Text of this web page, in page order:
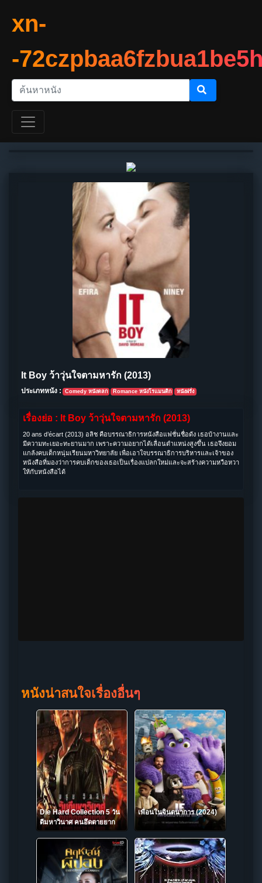
xn-
-
It Boy ว้าวุ่นใจตามหารัก (2013)
ประเภทหนัง : Comedy หนังตลก Romance หนังโรแมนติก หนังฝรั่ง
เรื่องย่อ : It Boy ว้าวุ่นใจตามหารัก (2013)
20 ans d’écart (2013) อลิช คือบรรณาธิการหนังสือแฟชั่นชื่อดัง เธอบ้างานและ
มีความทะเยอะทะยานมาก เพราะความอยากได้เลื่อนตำแหน่งสูงขึ้น เธอจึงยอม
แกล้งคบเด็กหนุ่มเรียนมหาวิทยาลัย เพื่อเอาใจบรรณาธิการบริหารและเจ้าของ
หนังสือที่มองว่าการคบเด็กของเธอเป็นเรื่องแปลกใหม่และจะสร้างความหวือหวา
ให้กับหนังสือได้
หนังน่าสนใจเรื่องอื่นๆ
Die Hard Collection 5 วัน
ดีมหาวินาศ คนอึดตายยาก
เพื่อนในจินตนาการ (2024)